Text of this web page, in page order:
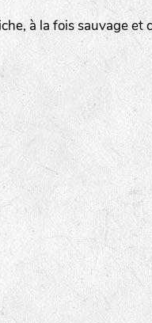
à la fois sauvage et